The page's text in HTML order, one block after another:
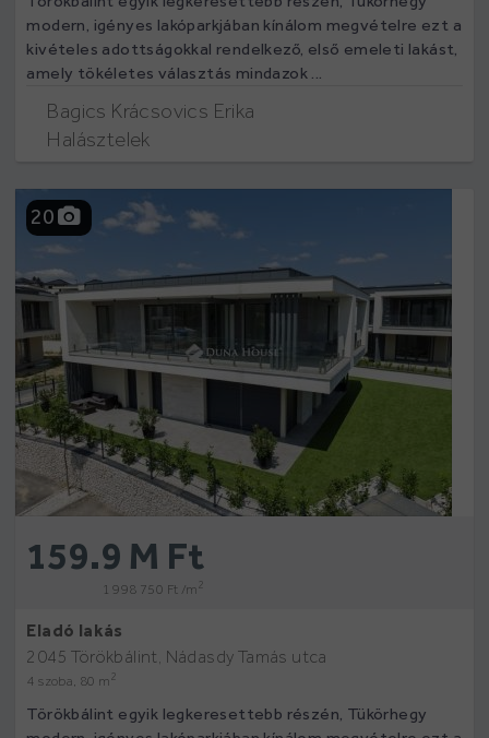
modern, igényes lakóparkjában kínálom megvételre ezt a
kivételes adottságokkal rendelkező, első emeleti lakást,
amely tökéletes választás mindazok ...
Bagics Krácsovics Erika
Halásztelek
20
159.9 M Ft
1 998 750 Ft /m 2
Eladó lakás
2045 Törökbálint, Nádasdy Tamás utca
4 szoba, 80 m2
Törökbálint egyik legkeresettebb részén, Tükörhegy